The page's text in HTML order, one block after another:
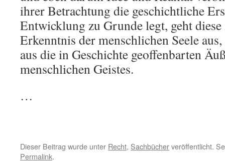
ihrer Betrachtung die geschichtliche
Entwicklung zu Grunde legt, geht
Erkenntnis der menschlichen Seele
aus die in Geschichte geoffenbarten
menschlichen Geistes.
…
Dieser Beitrag wurde unter Recht, Sachbücherveröffentlicht.
Permalink.